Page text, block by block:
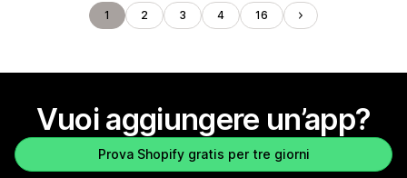
1 2 3 4 16
Vuoi aggiungere un’app?
Prova Shopify gratis per tre giorni